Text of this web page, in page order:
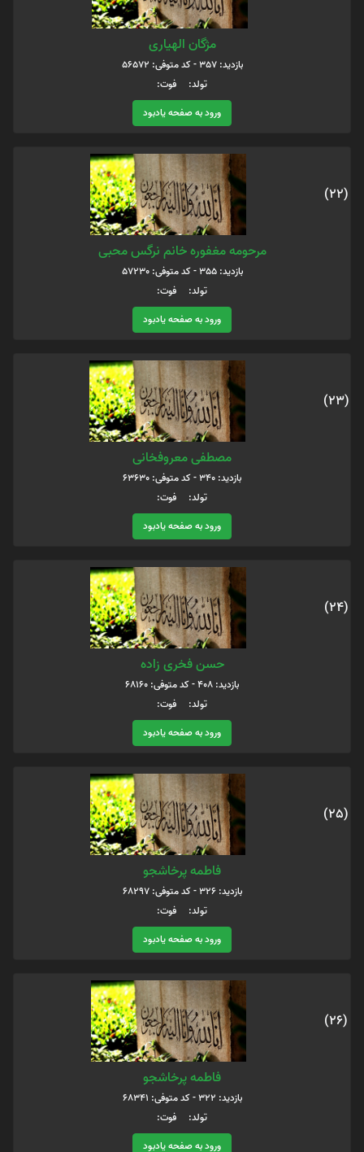
مژگان الهیاری
بازدید: 357 - کد متوفی: 56572
تولد: فوت:
ورود به صفحه یادبود
(22)
مرحومه مغفوره خانم نرگس محبی
بازدید: 355 - کد متوفی: 57230
تولد: فوت:
ورود به صفحه یادبود
(23)
مصطفی معروفخانی
بازدید: 340 - کد متوفی: 63630
تولد: فوت:
ورود به صفحه یادبود
(24)
حسن فخری زاده
بازدید: 408 - کد متوفی: 68160
تولد: فوت:
ورود به صفحه یادبود
(25)
فاطمه پرخاشجو
بازدید: 326 - کد متوفی: 68297
تولد: فوت:
ورود به صفحه یادبود
(26)
فاطمه پرخاشجو
بازدید: 322 - کد متوفی: 68341
تولد: فوت:
ورود به صفحه یادبود